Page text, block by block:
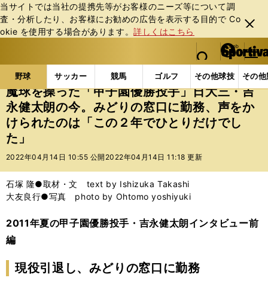
当サイトでは当社の提携先等がお客様のニーズ等について調
査・分析したり、お客様にお勧めの広告を表⽰する⽬的で Co
okie を使⽤する場合があります。詳しくはこちら
閉じ
る
web Sportiva (webスポルティーバ)
検索
マイペ
ー
ジ
メニュ
野球 サッカー 競馬 ゴルフ その他球技 その
b
ス
ポ
ル
テ
ィ
ー
バ
野球の記事一覧 高校野球他 魔球を操った「甲子園
魔球を操った「甲子園優勝投手」日大三・吉
永健太朗の今。みどりの窓口に勤務、声をか
けられたのは「この２年でひとりだけでし
た」
2022年04月14日 10:55 公開 2022年04月14日 11:18 更新
石塚 隆●取材・文 text by Ishizuka Takashi
大友良行●写真 photo by Ohtomo yoshiyuki
2011年夏の甲子園優勝投手・吉永健太朗インタビュー前
編
現役引退し、みどりの窓口に勤務